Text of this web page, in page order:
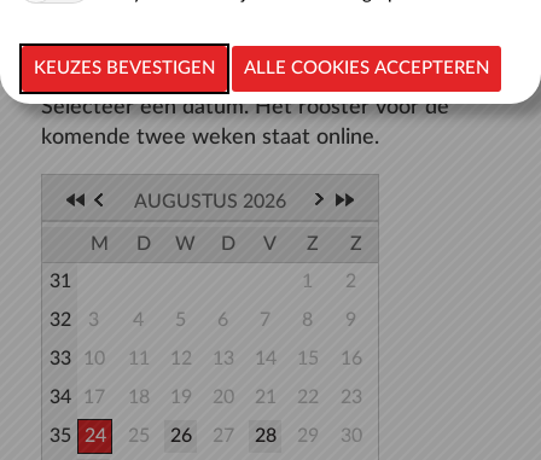
Selecteer een datum. Het rooster voor de
komende twee weken staat online.
AUGUSTUS 2026
M D W D V Z
Z
31
1
2
32
3 4 5 6 7 8
9
33
10 11 12 13 14 15
16
34
17 18 19 20 21 22
23
35
24 25 26 27 28 29
30